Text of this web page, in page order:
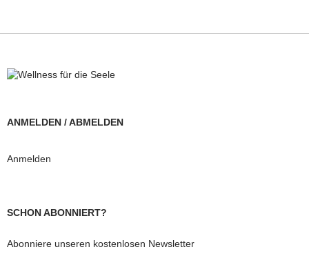
ANMELDEN / ABMELDEN
Anmelden
SCHON ABONNIERT?
Abonniere unseren kostenlosen Newsletter